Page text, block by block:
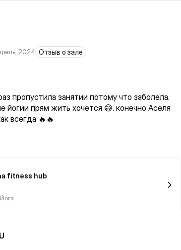
2024 Отзыв о зале
пропустила занятии потому что заболела.
прям жить хочется 😅. конечно Аселя
всегда 🔥🔥
fitness hub
Йога